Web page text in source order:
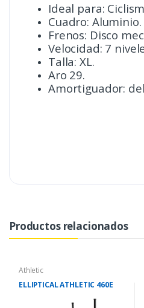
Ideal para:
Cuadro: Aluminio.
Frenos: Disco
Velocidad: 7
Talla: XL.
Aro 29.
Amortiguador:
Productos relacionados
Athletic
ELLIPTICAL ATHLETIC 460E